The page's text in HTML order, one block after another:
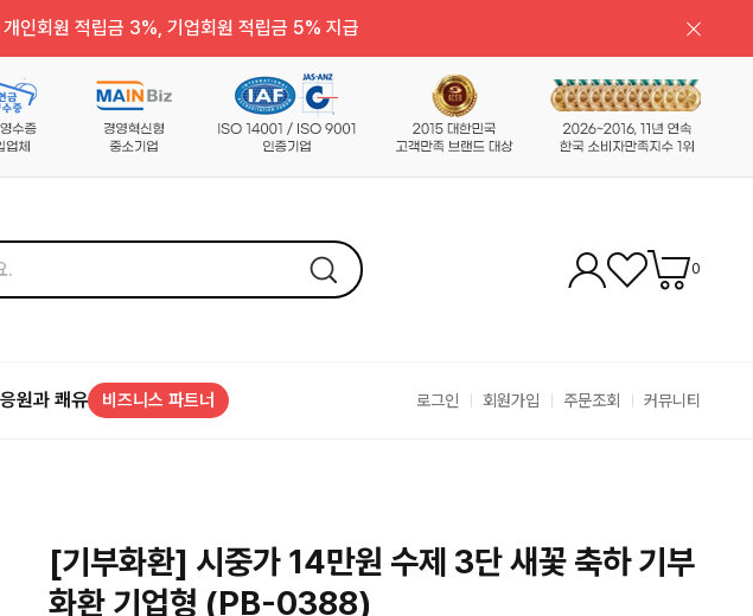
인회원 적립금 3%, 기업회원 적립금 5% 지급
0
응원과 쾌유 비즈니스 파트너 로그인 회원가입 주문조회 커뮤니티
[기부화환] 시중가 14만원 수제 3단 새꽃 축하 기부
화환 기업형 (PB-0388)